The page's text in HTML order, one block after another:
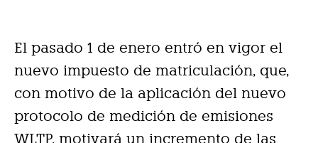
El pasado 1 de enero entró en vigor el
nuevo impuesto de matriculación, que,
con motivo de la aplicación del nuevo
protocolo de medición de emisiones
WLTP, motivará un incremento de las